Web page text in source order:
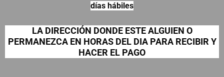
días hábiles
LA DIRECCIÓN DONDE ESTE ALGUIEN O
PERMANEZCA EN HORAS DEL DIA PARA RECIBIR Y
HACER EL PAGO